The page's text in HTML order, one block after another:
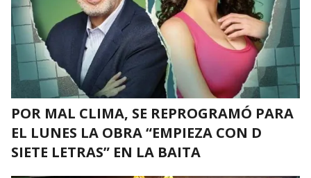
POR MAL CLIMA, SE REPROGRAMÓ PARA
EL LUNES LA OBRA “EMPIEZA CON D
SIETE LETRAS” EN LA BAITA